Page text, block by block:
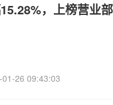
15.28%，上榜营业
26 09:43:03